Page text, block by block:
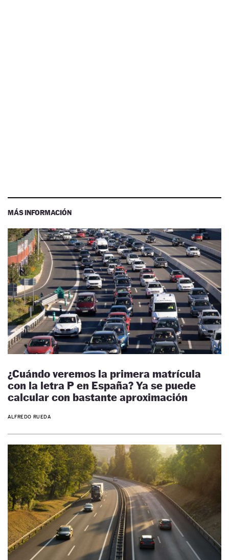
MÁS INFORMACIÓN
¿Cuándo veremos la primera matrícula
con la letra P en España? Ya se puede
calcular con bastante aproximación
ALFREDO RUEDA